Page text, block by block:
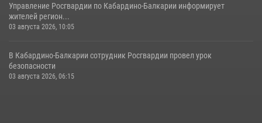
Управление Росгвардии по Кабардино-Балкарии информирует
жителей регион...
03 августа 2026, 10:05
В Кабардино‑Балкарии сотрудник Росгвардии провел урок
безопасности
03 августа 2026, 06:15